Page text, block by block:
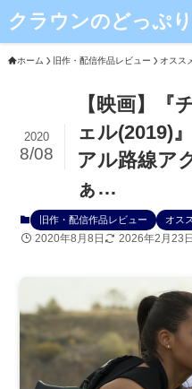
クラウンのどっぷ
ホーム 旧作・配信作品レビュー オス
【映画】『
ェル(2019)
アル路線ア
ぁ…
2020
8/08
旧作・配信作品レビュー オス
2020年8月8日 2026年2月23日